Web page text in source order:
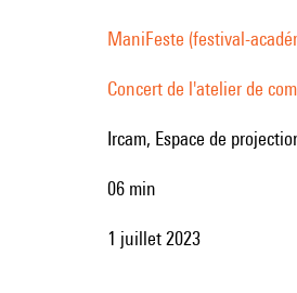
ManiFeste (festival-
Concert de l'atelier de
Ircam, Espace de
06 min
1 juillet 2023